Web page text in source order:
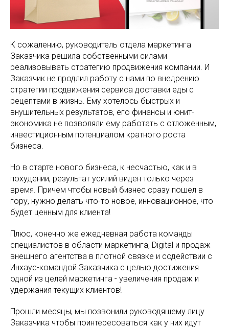
К сожалению, руководитель отдела маркетинга
Заказчика решила собственными силами
реализовывать стратегию продвижения компании. И
Заказчик не продлил работу с нами по внедрению
стратегии продвижения сервиса доставки еды с
рецептами в жизнь. Ему хотелось быстрых и
внушительных результатов, его финансы и юнит-
экономика не позволяли ему работать с отложенным,
инвестиционным потенциалом кратного роста
бизнеса.
Но в старте нового бизнеса, к несчастью, как и в
похудении, результат усилий виден только через
время. Причем чтобы новый бизнес сразу пошел в
гору, нужно делать что-то новое, инновационное, что
будет ценным для клиента!
Плюс, конечно же ежедневная работа команды
специалистов в области маркетинга, Digital и продаж
внешнего агентства в плотной связке и содействии с
Инхаус-командой Заказчика с целью достижения
одной из целей маркетинга - увеличения продаж и
удержания текущих клиентов!
Прошли месяцы, мы позвонили руководящему лицу
Заказчика чтобы поинтересоваться как у них идут